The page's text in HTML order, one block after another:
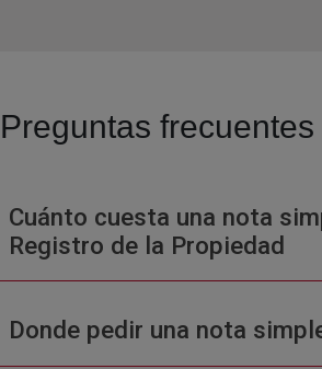
Preguntas frecuentes
Cuánto cuesta una nota
Registro de la Propiedad
Donde pedir una nota